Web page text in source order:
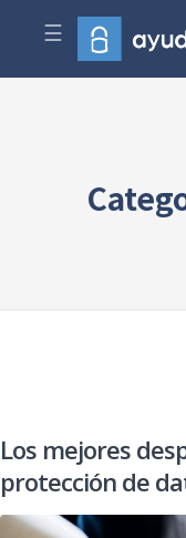
☰
Los mejores
protección de